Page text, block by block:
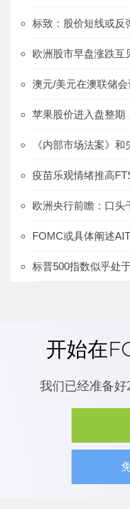
标致：股价短线或反
欧洲股市早盘涨跌互
苹果股价进入盘整期
《内部市场法案》和
FOMC或具体阐述
标普500指数似乎处
开始在
我们已经准备